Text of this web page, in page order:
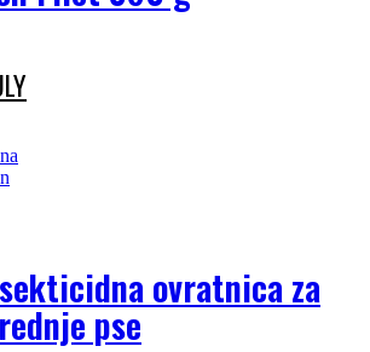
ovratnica za
pse